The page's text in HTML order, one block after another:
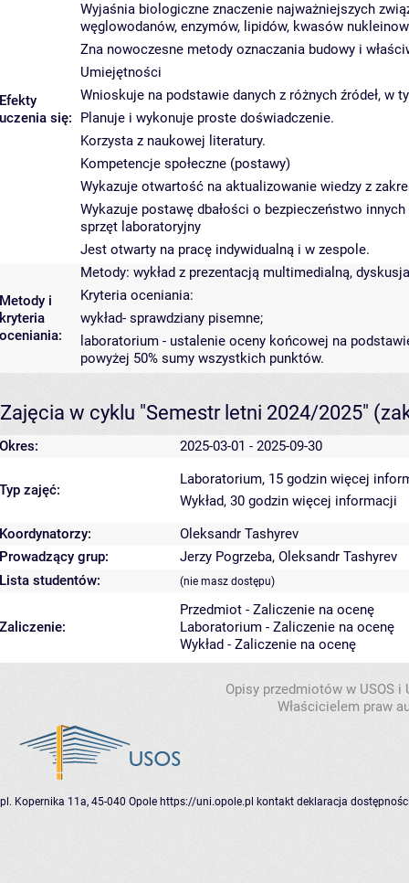
Efekty
uczenia się:
Wyjaśnia biologiczne znaczenie najważniejszych
węglowodanów, enzymów, lipidów, kwasów
Zna nowoczesne metody oznaczania budowy i
Umiejętności
Wnioskuje na podstawie danych z różnych źródeł, w
Planuje i wykonuje proste doświadczenie.
Korzysta z naukowej literatury.
Kompetencje społeczne (postawy)
Wykazuje otwartość na aktualizowanie wiedzy z
Wykazuje postawę dbałości o bezpieczeństwo
sprzęt laboratoryjny
Jest otwarty na pracę indywidualną i w zespole.
Metody i
kryteria
oceniania:
Metody: wykład z prezentacją multimedialną,
Kryteria oceniania:
wykład- sprawdziany pisemne;
laboratorium - ustalenie oceny końcowej na
powyżej 50% sumy wszystkich punktów.
Zajęcia w cyklu "Semestr letni 2024/2025"
Okres: 2025-03-01 - 2025-09-30
Typ zajęć:
Laboratorium, 15 godzin więcej
Wykład, 30 godzin więcej informacji
Koordynatorzy:
Oleksandr Tashyrev
Prowadzący grup:
Jerzy Pogrzeba, Oleksandr Tashyrev
Lista studentów:
(nie masz dostępu)
Zaliczenie:
Przedmiot - Zaliczenie na ocenę
Laboratorium - Zaliczenie na ocenę
Wykład - Zaliczenie na ocenę
Opisy przedmiotów w USOS
Właścicielem praw
pl. Kopernika 11a, 45-040 Opole https://uni.opole.pl kontakt deklaracja